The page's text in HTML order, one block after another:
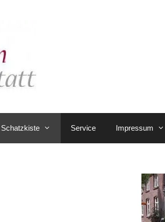
Schatzkiste Service Impressum